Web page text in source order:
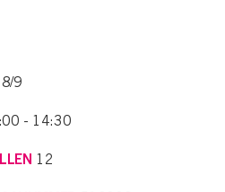
8/9
- 14:30
12